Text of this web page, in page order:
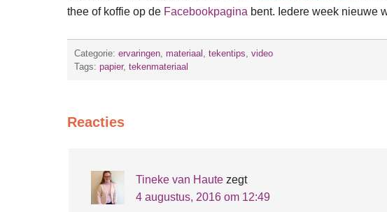
thee of koffie op de Facebookpagina bent. Iedere week nieuwe
Categorie: ervaringen, materiaal , tekentips, video
Tags: papier, tekenmateriaal
Reacties
Tineke van Haute zegt
4 augustus, 2016 om 12:49